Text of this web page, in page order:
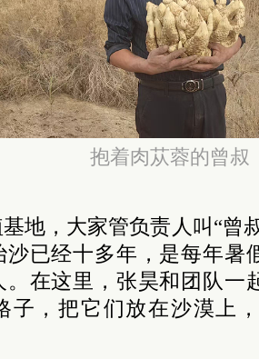
抱着肉苁蓉的曾叔
地，大家管负责人叫“曾
沙已经十多年，是每年暑
。在这里，张昊和团队一
子，把它们放在沙漠上